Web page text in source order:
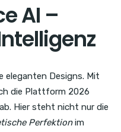
AI –
eleganten Designs. Mit
die Plattform 2026
Hier steht nicht nur die
Perfektionim